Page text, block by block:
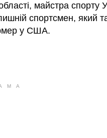
майстра спорту
спортсмен, який
у США.